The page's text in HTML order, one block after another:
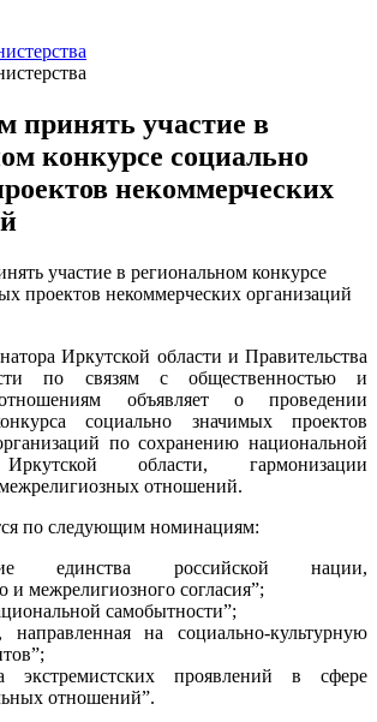
принять участие в
конкурсе социально
некоммерческих
Иркутской области и Правительства
по связям с общественностью и
объявляет о проведении
социально значимых проектов
по сохранению национальной
области, гармонизации
отношений.
по следующим номинациям:
единства российской нации,
и межрелигиозного согласия”;
самобытности”;
направленная на социально-культурную
экстремистских проявлений в сфере
отношений”.